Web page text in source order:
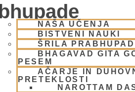
NAŠA UČENJA
BISTVENI NAUKI
ŠRILA
BHAGAVAD GITA
PESEM
AČARJE IN
PRETEKLOSTI
NAROTTAM